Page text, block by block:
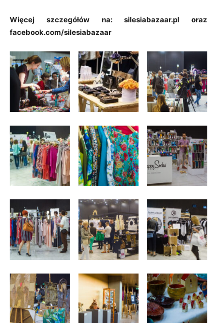
Więcej szczegółów na: silesiabazaar.pl oraz
facebook.com/silesiabazaar